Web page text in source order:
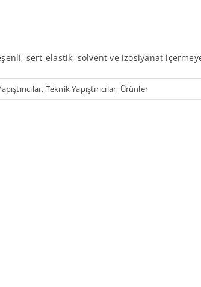
sert-elastik, solvent ve izosiyanat
, Teknik Yapıştırıcılar, Ürünler